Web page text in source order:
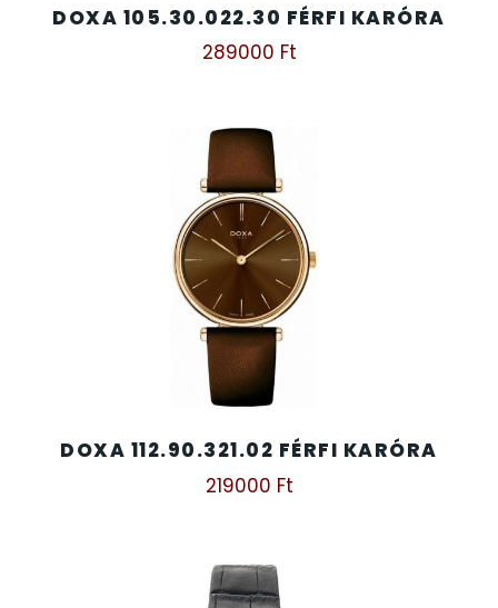
DOXA 105.30.022.30 FÉRFI KARÓRA
289000 Ft
DOXA 112.90.321.02 FÉRFI KARÓRA
219000 Ft